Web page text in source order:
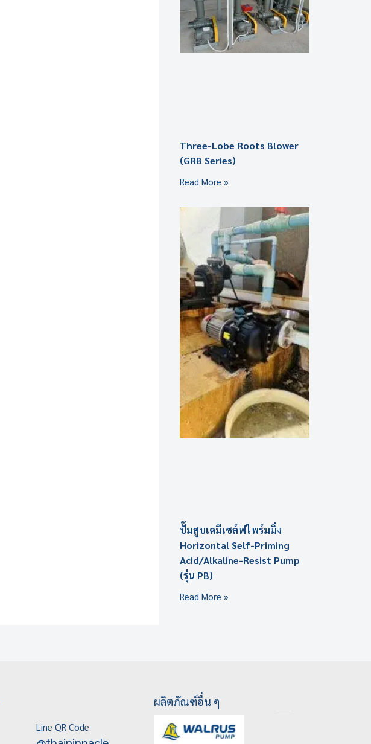
Three-Lobe Roots Blower
(GRB Series)
Read More »
ปั๊มสูบเคมีเซล์ฟไพร์มมิ่ง
Horizontal Self-Priming
Acid/Alkaline-Resist Pump
(รุ่น PB)
Read More »
Line QR Code
ผลิตภัณฑ์อื่น ๆ